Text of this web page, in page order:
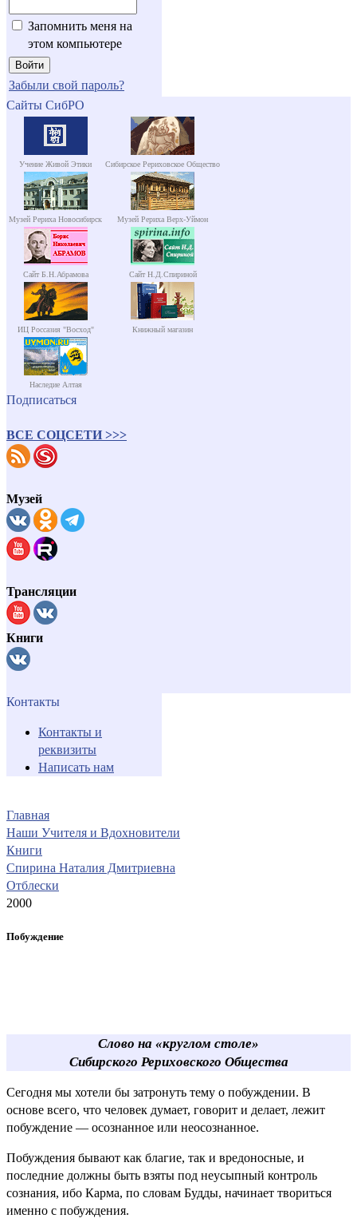
Запомнить меня на
этом компьютере
Забыли свой пароль?
Сайты СибРО
Учение Живой Этики Сибирское Рериховское Общество
Музей Рериха Новосибирск Музей Рериха Верх-Уймон
Сайт Б.Н.Абрамова Сайт Н.Д.Спириной
ИЦ Россазия "Восход" Книжный магазин
Наследие Алтая
Подписаться
ВСЕ СОЦСЕТИ >>>
Музей
Трансляции
Книги
Контакты
Контакты и
реквизиты
Написать нам
Главная
Наши Учителя и Вдохновители
Книги
Спирина Наталия Дмитриевна
Отблески
2000
Побуждение
Слово на «круглом столе»
Сибирского Рериховского Общества
Сегодня мы хотели бы затронуть тему о побуждении. В
основе всего, что человек думает, говорит и делает, лежит
побуждение — осознанное или неосознанное.
Побуждения бывают как благие, так и вредоносные, и
последние должны быть взяты под неусыпный контроль
сознания, ибо Карма, по словам Будды, начинает твориться
именно с побуждения.